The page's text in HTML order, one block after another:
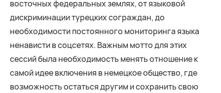
восточных федеральных землях, от языковой
дискриминации турецких сограждан, до
необходимости постоянного мониторинга языка
ненависти в соцсетях. Важным мотто для этих
сессий была необходимость менять отношение к
самой идее включения в немецкое общество, где
возможность остаться другим и сохранить свою